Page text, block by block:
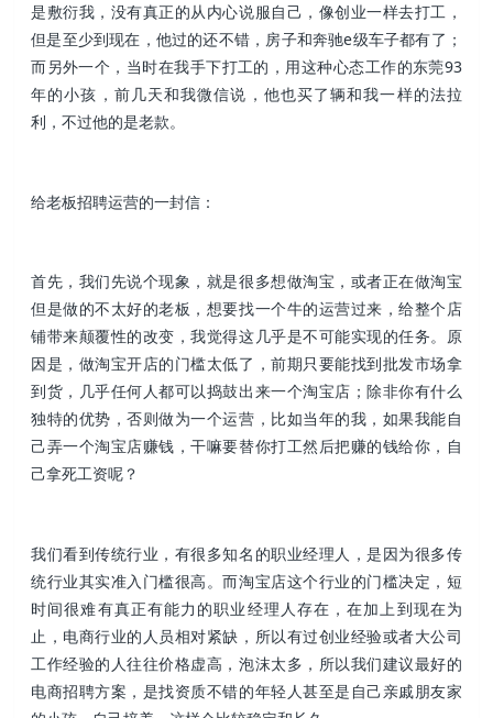
是敷衍我，没有真正的从内心说服自己，像创业一样去打工，
但是至少到现在，他过的还不错，房子和奔驰e级车子都有了；
而另外一个，当时在我手下打工的，用这种心态工作的东莞93
年的小孩，前几天和我微信说，他也买了辆和我一样的法拉
利，不过他的是老款。
给老板招聘运营的一封信：
首先，我们先说个现象，就是很多想做淘宝，或者正在做淘宝
但是做的不太好的老板，想要找一个牛的运营过来，给整个店
铺带来颠覆性的改变，我觉得这几乎是不可能实现的任务。原
因是，做淘宝开店的门槛太低了，前期只要能找到批发市场拿
到货，几乎任何人都可以捣鼓出来一个淘宝店；除非你有什么
独特的优势，否则做为一个运营，比如当年的我，如果我能自
己弄一个淘宝店赚钱，干嘛要替你打工然后把赚的钱给你，自
己拿死工资呢？
我们看到传统行业，有很多知名的职业经理人，是因为很多传
统行业其实准入门槛很高。而淘宝店这个行业的门槛决定，短
时间很难有真正有能力的职业经理人存在，在加上到现在为
止，电商行业的人员相对紧缺，所以有过创业经验或者大公司
工作经验的人往往价格虚高，泡沫太多，所以我们建议最好的
电商招聘方案，是找资质不错的年轻人甚至是自己亲戚朋友家